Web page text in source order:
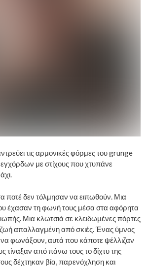
τις αρμονικές φόρμες του grunge
με στίχους που χτυπάνε
ποτέ δεν τόλμησαν να ειπωθούν. Μια
έχασαν τη φωνή τους μέσα στα αφόρητα
Μια κλωτσιά σε κλειδωμένες πόρτες
ζωή απαλλαγμένη από σκιές. Ένας ύμνος
φωνάξουν, αυτά που κάποτε ψέλλιζαν
τίναξαν από πάνω τους το δίχτυ της
δέχτηκαν βία, παρενόχληση και